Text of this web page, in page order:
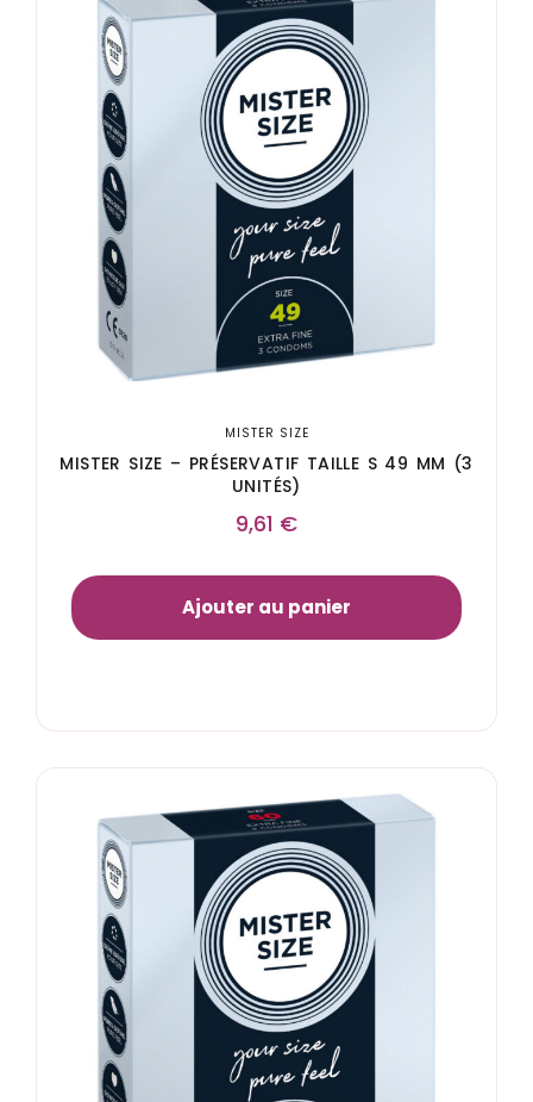
MISTER SIZE
MISTER SIZE – PRÉSERVATIF TAILLE S 49 MM (3
UNITÉS)
9,61 €
Ajouter au panier